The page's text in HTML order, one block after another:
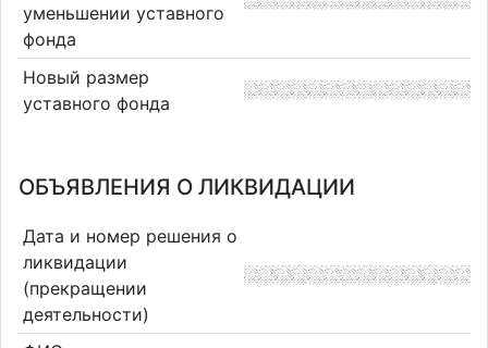
уменьшении уставного
фонда
Новый размер
уставного фонда
ОБЪЯВЛЕНИЯ О ЛИКВИДАЦИИ
Дата и номер решения о
ликвидации
(прекращении
деятельности)